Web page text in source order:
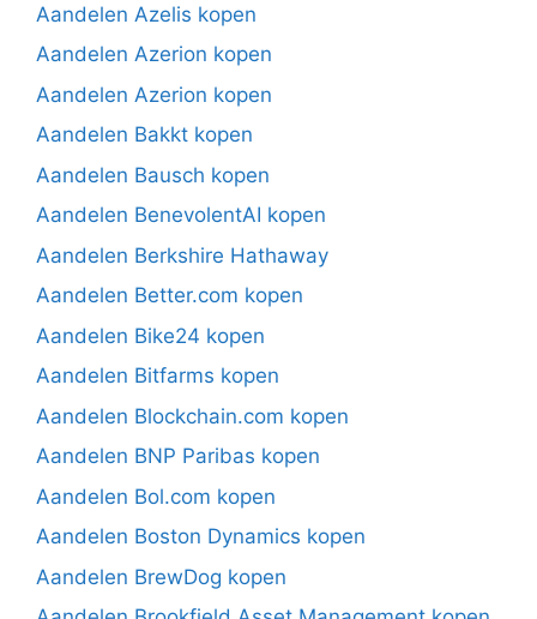
Aandelen Azelis kopen
Aandelen Azerion kopen
Aandelen Azerion kopen
Aandelen Bakkt kopen
Aandelen Bausch kopen
Aandelen BenevolentAI kopen
Aandelen Berkshire Hathaway
Aandelen Better.com kopen
Aandelen Bike24 kopen
Aandelen Bitfarms kopen
Aandelen Blockchain.com kopen
Aandelen BNP Paribas kopen
Aandelen Bol.com kopen
Aandelen Boston Dynamics kopen
Aandelen BrewDog kopen